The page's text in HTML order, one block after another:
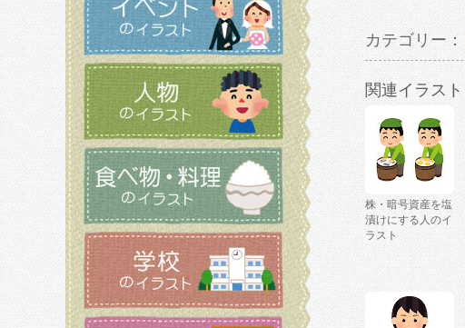
カテゴリー：
関連イラスト
株・暗号資産を塩
漬けにする人のイ
ラスト